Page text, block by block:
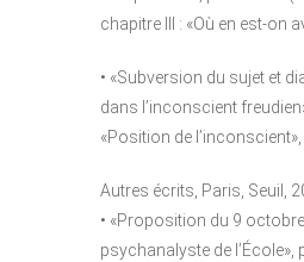
chapitre III : «Où en est-on
• «Subversion du sujet et
dans l’inconscient
«Position de
Autres écrits, Paris, Seuil,
• «Proposition du 9
psychanalyste de l’École»,